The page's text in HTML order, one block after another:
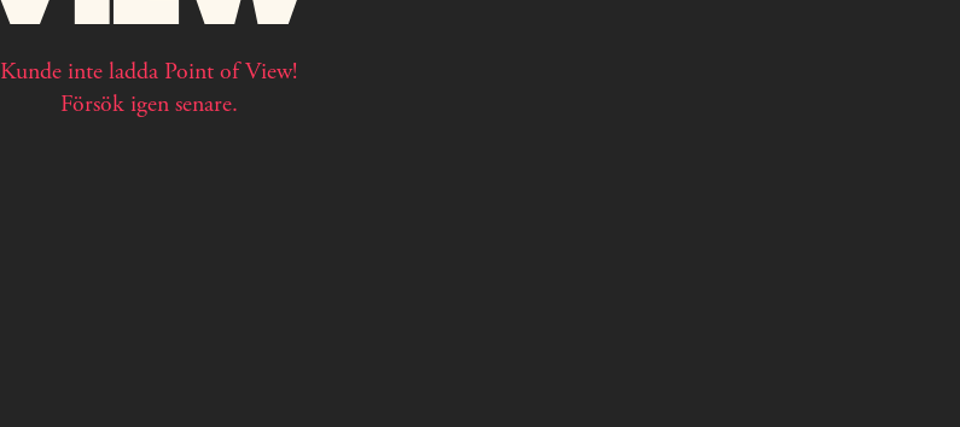
Kunde inte ladda Point of View!
Försök igen senare.